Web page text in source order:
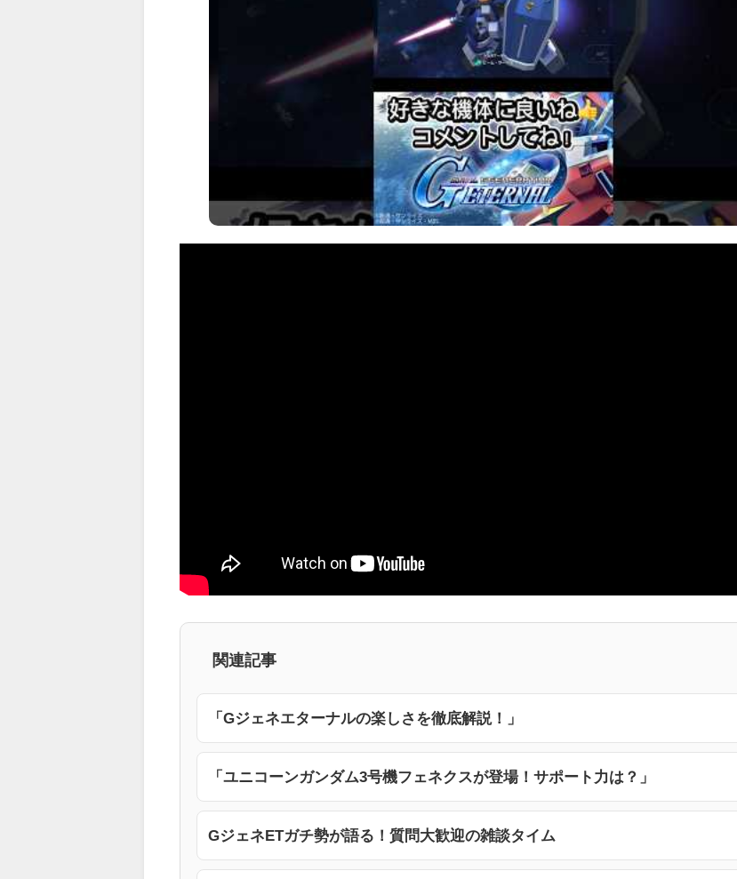
関連記事
「Gジェネエターナルの楽しさを徹底解説！」
「ユニコーンガンダム3号機フェネクスが登場！サポート力は？」
GジェネETガチ勢が語る！質問大歓迎の雑談タイム